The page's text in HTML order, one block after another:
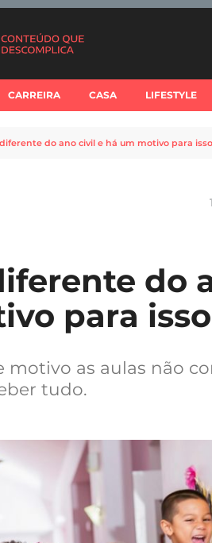
CARREIRA CASA LIFESTYLE
do ano civil e há um motivo para isso
do
para isso
as aulas não
tudo.